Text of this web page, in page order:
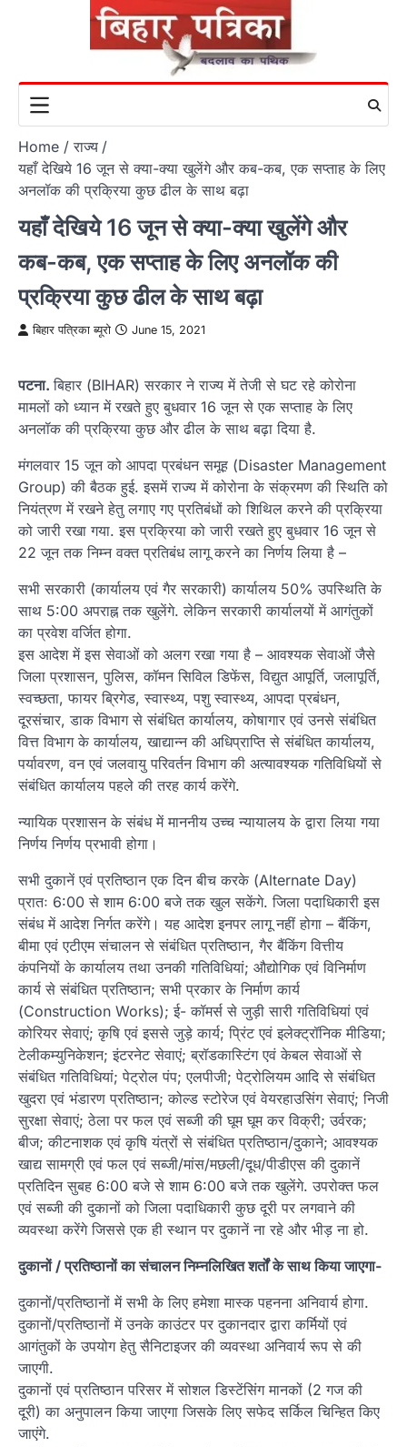
Home
राज्य
यहाँ देखिये 16 जून से क्या-क्या खुलेंगे और कब-कब, एक सप्ताह के लिए
अनलॉक की प्रक्रिया कुछ ढील के साथ बढ़ा
यहाँ देखिये 16 जून से क्या-क्या खुलेंगे और
कब-कब, एक सप्ताह के लिए अनलॉक की
प्रक्रिया कुछ ढील के साथ बढ़ा
बिहार पत्रिका ब्यूरो June 15, 2021
पटना.बिहार (BIHAR) सरकार ने राज्य में तेजी से घट रहे कोरोना
मामलों को ध्यान में रखते हुए बुधवार 16 जून से एक सप्ताह के लिए
अनलॉक की प्रक्रिया कुछ और ढील के साथ बढ़ा दिया है.
मंगलवार 15 जून को आपदा प्रबंधन समूह (Disaster Management
Group) की बैठक हुई. इसमें राज्य में कोरोना के संक्रमण की स्थिति को
नियंत्रण में रखने हेतु लगाए गए प्रतिबंधों को शिथिल करने की प्रक्रिया
को जारी रखा गया. इस प्रक्रिया को जारी रखते हुए बुधवार 16 जून से
22 जून तक निम्न वक्त प्रतिबंध लागू करने का निर्णय लिया है –
सभी सरकारी (कार्यालय एवं गैर सरकारी) कार्यालय 50% उपस्थिति के
साथ 5:00 अपराह्न तक खुलेंगे. लेकिन सरकारी कार्यालयों में आगंतुकों
का प्रवेश वर्जित होगा.
इस आदेश में इस सेवाओं को अलग रखा गया है – आवश्यक सेवाओं जैसे
जिला प्रशासन, पुलिस, कॉमन सिविल डिफेंस, विद्युत आपूर्ति, जलापूर्ति,
स्वच्छता, फायर ब्रिगेड, स्वास्थ्य, पशु स्वास्थ्य, आपदा प्रबंधन,
दूरसंचार, डाक विभाग से संबंधित कार्यालय, कोषागार एवं उनसे संबंधित
वित्त विभाग के कार्यालय, खाद्यान्न की अधिप्राप्ति से संबंधित कार्यालय,
पर्यावरण, वन एवं जलवायु परिवर्तन विभाग की अत्यावश्यक गतिविधियों से
संबंधित कार्यालय पहले की तरह कार्य करेंगे.
न्यायिक प्रशासन के संबंध में माननीय उच्च न्यायालय के द्वारा लिया गया
निर्णय निर्णय प्रभावी होगा।
सभी दुकानें एवं प्रतिष्ठान एक दिन बीच करके (Alternate Day)
प्रातः 6:00 से शाम 6:00 बजे तक खुल सकेंगे. जिला पदाधिकारी इस
संबंध में आदेश निर्गत करेंगे। यह आदेश इनपर लागू नहीं होगा – बैंकिंग,
बीमा एवं एटीएम संचालन से संबंधित प्रतिष्ठान, गैर बैंकिंग वित्तीय
कंपनियों के कार्यालय तथा उनकी गतिविधियां; औद्योगिक एवं विनिर्माण
कार्य से संबंधित प्रतिष्ठान; सभी प्रकार के निर्माण कार्य
(Construction Works); ई- कॉमर्स से जुड़ी सारी गतिविधियां एवं
कोरियर सेवाएं; कृषि एवं इससे जुड़े कार्य; प्रिंट एवं इलेक्ट्रॉनिक मीडिया;
टेलीकम्युनिकेशन; इंटरनेट सेवाएं; ब्रॉडकास्टिंग एवं केबल सेवाओं से
संबंधित गतिविधियां; पेट्रोल पंप; एलपीजी; पेट्रोलियम आदि से संबंधित
खुदरा एवं भंडारण प्रतिष्ठान; कोल्ड स्टोरेज एवं वेयरहाउसिंग सेवाएं; निजी
सुरक्षा सेवाएं; ठेला पर फल एवं सब्जी की घूम घूम कर विक्री; उर्वरक;
बीज; कीटनाशक एवं कृषि यंत्रों से संबंधित प्रतिष्ठान/दुकाने; आवश्यक
खाद्य सामग्री एवं फल एवं सब्जी/मांस/मछली/दूध/पीडीएस की दुकानें
प्रतिदिन सुबह 6:00 बजे से शाम 6:00 बजे तक खुलेंगे. उपरोक्त फल
एवं सब्जी की दुकानों को जिला पदाधिकारी कुछ दूरी पर लगवाने की
व्यवस्था करेंगे जिससे एक ही स्थान पर दुकानें ना रहे और भीड़ ना हो.
दुकानों / प्रतिष्ठानों का संचालन निम्नलिखित शर्तों के साथ किया जाएगा-
दुकानों/प्रतिष्ठानों में सभी के लिए हमेशा मास्क पहनना अनिवार्य होगा.
दुकानों/प्रतिष्ठानों में उनके काउंटर पर दुकानदार द्वारा कर्मियों एवं
आगंतुकों के उपयोग हेतु सैनिटाइजर की व्यवस्था अनिवार्य रूप से की
जाएगी.
दुकानों एवं प्रतिष्ठान परिसर में सोशल डिस्टेंसिंग मानकों (2 गज की
दूरी) का अनुपालन किया जाएगा जिसके लिए सफेद सर्किल चिन्हित किए
जाएंगे.